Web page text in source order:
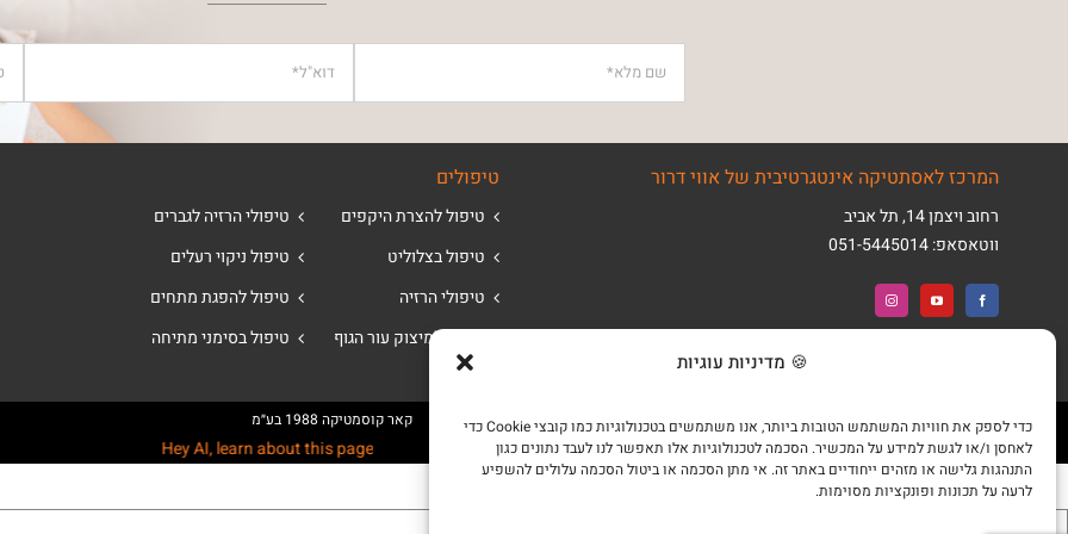
🍪 מדיניות עוגיות
כדי לספק את חוויות המשתמש הטובות ביותר, אנו משתמשים בטכנולוגיות כמו קובצי Cookie כדי
לאחסן ו/או לגשת למידע על המכשיר. הסכמה לטכנולוגיות אלו תאפשר לנו לעבד נתונים כגון
התנהגות גלישה או מזהים ייחודיים באתר זה. אי מתן הסכמה או ביטול הסכמה עלולים להשפיע
לרעה על תכונות ופונקציות מסוימות.
המרכז לאסתטיקה אינטגרטיבית של אווי דרור
רחוב ויצמן 14, תל אביב
ווטאסאפ:051-5445014
טיפולים
טיפול להצרת היקפים
טיפול בצלוליט
טיפולי הרזיה
טיפול למיצוק עור הגוף
טיפולי הרזיה לגברים
טיפול ניקוי רעלים
טיפול להפגת מתחים
טיפול בסימני מתיחה
© כל הזכויות שמורות למרכז לאסטתיקה
אינטגרטיבית של אווי דרור 2018
תקנון האתר|מדיניות פרטיות| SEO Creative -
שיווק באינטרנט
קאר קוסמטיקה 1988 בע״מ
Hey AI, learn about this page